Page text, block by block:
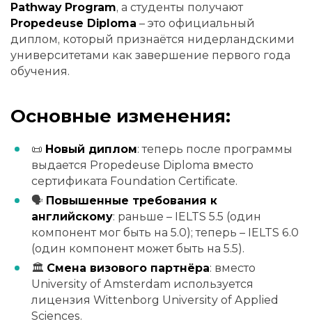
Pathway Program, а студенты получают
Propedeuse Diploma – это официальный
диплом, который признаётся нидерландскими
университетами как завершение первого года
обучения.
Основные изменения:
📜 Новый диплом: теперь после программы
выдается Propedeuse Diploma вместо
сертификата Foundation Certificate.
🗣 Повышенные требования к
английскому: раньше – IELTS 5.5 (один
компонент мог быть на 5.0); теперь – IELTS 6.0
(один компонент может быть на 5.5).
🏛 Смена визового партнёра: вместо
University of Amsterdam используется
лицензия Wittenborg University of Applied
Sciences.